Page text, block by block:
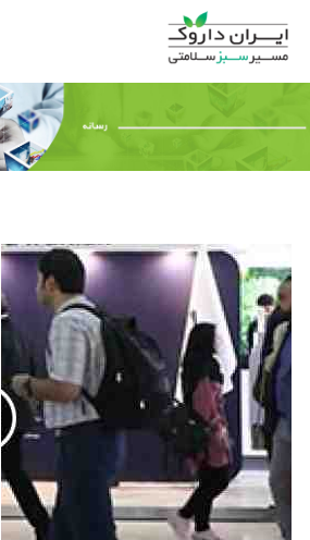
رفتن به محتوای اصلی